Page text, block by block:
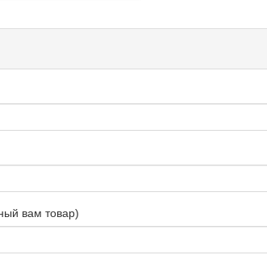
вам товар)